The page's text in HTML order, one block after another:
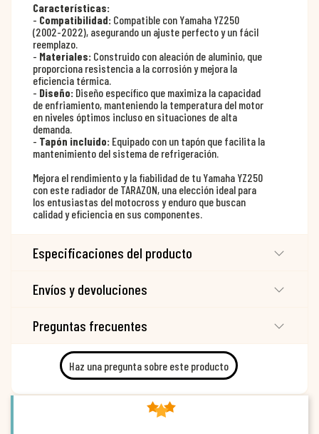
Características:
- Compatibilidad: Compatible con Yamaha YZ250
(2002-2022), asegurando un ajuste perfecto y un fácil
reemplazo.
- Materiales: Construido con aleación de aluminio, que
proporciona resistencia a la corrosión y mejora la
eficiencia térmica.
- Diseño: Diseño específico que maximiza la capacidad
de enfriamiento, manteniendo la temperatura del motor
en niveles óptimos incluso en situaciones de alta
demanda.
- Tapón incluido: Equipado con un tapón que facilita la
mantenimiento del sistema de refrigeración.
Mejora el rendimiento y la fiabilidad de tu Yamaha YZ250
con este radiador de TARAZON, una elección ideal para
los entusiastas del motocross y enduro que buscan
calidad y eficiencia en sus componentes.
Especificaciones del producto
Envíos y devoluciones
Preguntas frecuentes
Haz una pregunta sobre este producto